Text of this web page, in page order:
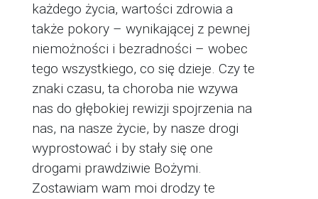
każdego życia, wartości zdrowia a
także pokory – wynikającej z pewnej
niemożności i bezradności – wobec
tego wszystkiego, co się dzieje. Czy te
znaki czasu, ta choroba nie wzywa
nas do głębokiej rewizji spojrzenia na
nas, na nasze życie, by nasze drogi
wyprostować i by stały się one
drogami prawdziwie Bożymi.
Zostawiam wam moi drodzy te